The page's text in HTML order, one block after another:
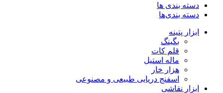
دسته بندی ها
دسته بندی‌ها
ابزار پتینه
بگینگ
قلم کات
ماله استیل
هزار خار
اسفنج دریایی طبیعی و مصنوعی
ابزار نقاشی